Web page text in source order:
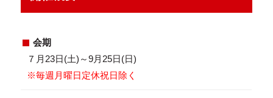
会期
７月23日(土)～9月25日(日)
※毎週月曜日定休祝日除く